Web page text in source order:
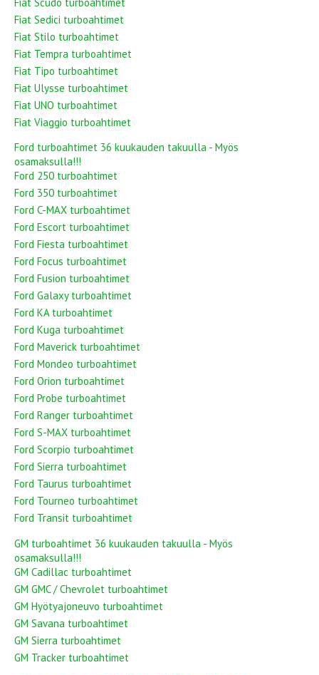
Fiat Sedici turboahtimet
Fiat Stilo turboahtimet
Fiat Tempra turboahtimet
Fiat Tipo turboahtimet
Fiat Ulysse turboahtimet
Fiat UNO turboahtimet
Fiat Viaggio turboahtimet
Ford turboahtimet 36 kuukauden takuulla - Myös
osamaksulla!!!
Ford 250 turboahtimet
Ford 350 turboahtimet
Ford C-MAX turboahtimet
Ford Escort turboahtimet
Ford Fiesta turboahtimet
Ford Focus turboahtimet
Ford Fusion turboahtimet
Ford Galaxy turboahtimet
Ford KA turboahtimet
Ford Kuga turboahtimet
Ford Maverick turboahtimet
Ford Mondeo turboahtimet
Ford Orion turboahtimet
Ford Probe turboahtimet
Ford Ranger turboahtimet
Ford S-MAX turboahtimet
Ford Scorpio turboahtimet
Ford Sierra turboahtimet
Ford Taurus turboahtimet
Ford Tourneo turboahtimet
Ford Transit turboahtimet
GM turboahtimet 36 kuukauden takuulla - Myös
osamaksulla!!!
GM Cadillac turboahtimet
GM GMC / Chevrolet turboahtimet
GM Hyötyajoneuvo turboahtimet
GM Savana turboahtimet
GM Sierra turboahtimet
GM Tracker turboahtimet